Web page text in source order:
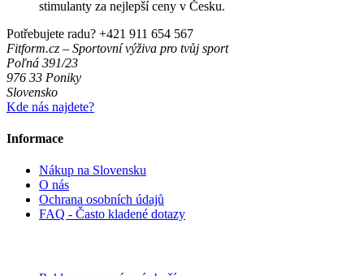
stimulanty za nejlepší ceny v Česku.
Potřebujete radu? +421 911 654 567
Fitform.cz – Sportovní výživa pro tvůj sport
Poľná 391/23
976 33 Poniky
Slovensko
Kde nás najdete?
Informace
Nákup na Slovensku
O nás
Ochrana osobních údajů
FAQ - Často kladené dotazy